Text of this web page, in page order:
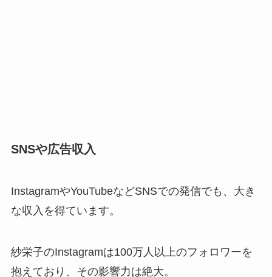
SNSや広告収入
InstagramやYouTubeなどSNSでの発信でも、大き
な収入を得ています。
紗栄子のInstagramは100万人以上のフォロワーを
抱えており、その影響力は絶大。